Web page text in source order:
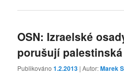
OSN: Izraelské
porušují
Publikováno1.2.2013 | Autor:Marek